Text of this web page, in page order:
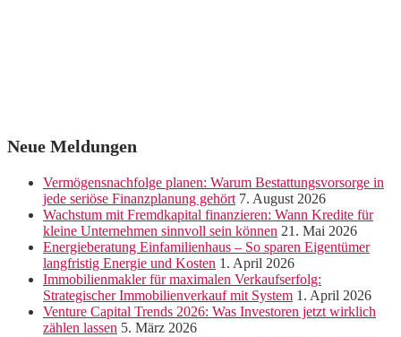
Neue Meldungen
Vermögensnachfolge planen: Warum Bestattungsvorsorge in
jede seriöse Finanzplanung gehört 7. August 2026
Wachstum mit Fremdkapital finanzieren: Wann Kredite für
kleine Unternehmen sinnvoll sein können 21. Mai 2026
Energieberatung Einfamilienhaus – So sparen Eigentümer
langfristig Energie und Kosten 1. April 2026
Immobilienmakler für maximalen Verkaufserfolg:
Strategischer Immobilienverkauf mit System 1. April 2026
Venture Capital Trends 2026: Was Investoren jetzt wirklich
zählen lassen 5. März 2026